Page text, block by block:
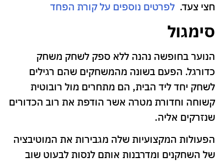
חצי צעד. לפרטים נוספים על קורת הפחד
סימגול
הנוער בחופשה נהנה ללא ספק לשחק משחק
כדורגל. הפעם בשונה מהמשחקים שהם רגילים
לשחק יחד ליד הבית, הם מתחרים מול רובוטית
קשוחה וחדורת מטרה אשר הודפת את רוב הכדורים
שנזרקים אליה.
הפעולות המקצועיות שלה מגבירות את המוטיבציה
של השחקנים ומדרבנות אותם לנסות לבעוט שוב